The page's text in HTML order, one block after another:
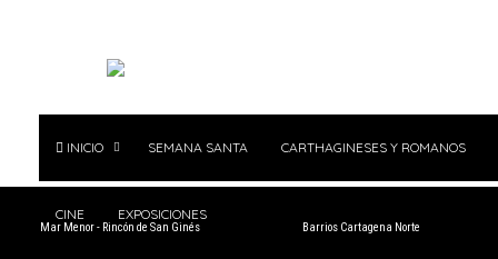
INICIO SEMANA SANTA CARTHAGINESES Y ROMANOS
CINE EXPOSICIONES
Mar Menor - Rincón de San Ginés Barrios Cartagena Norte